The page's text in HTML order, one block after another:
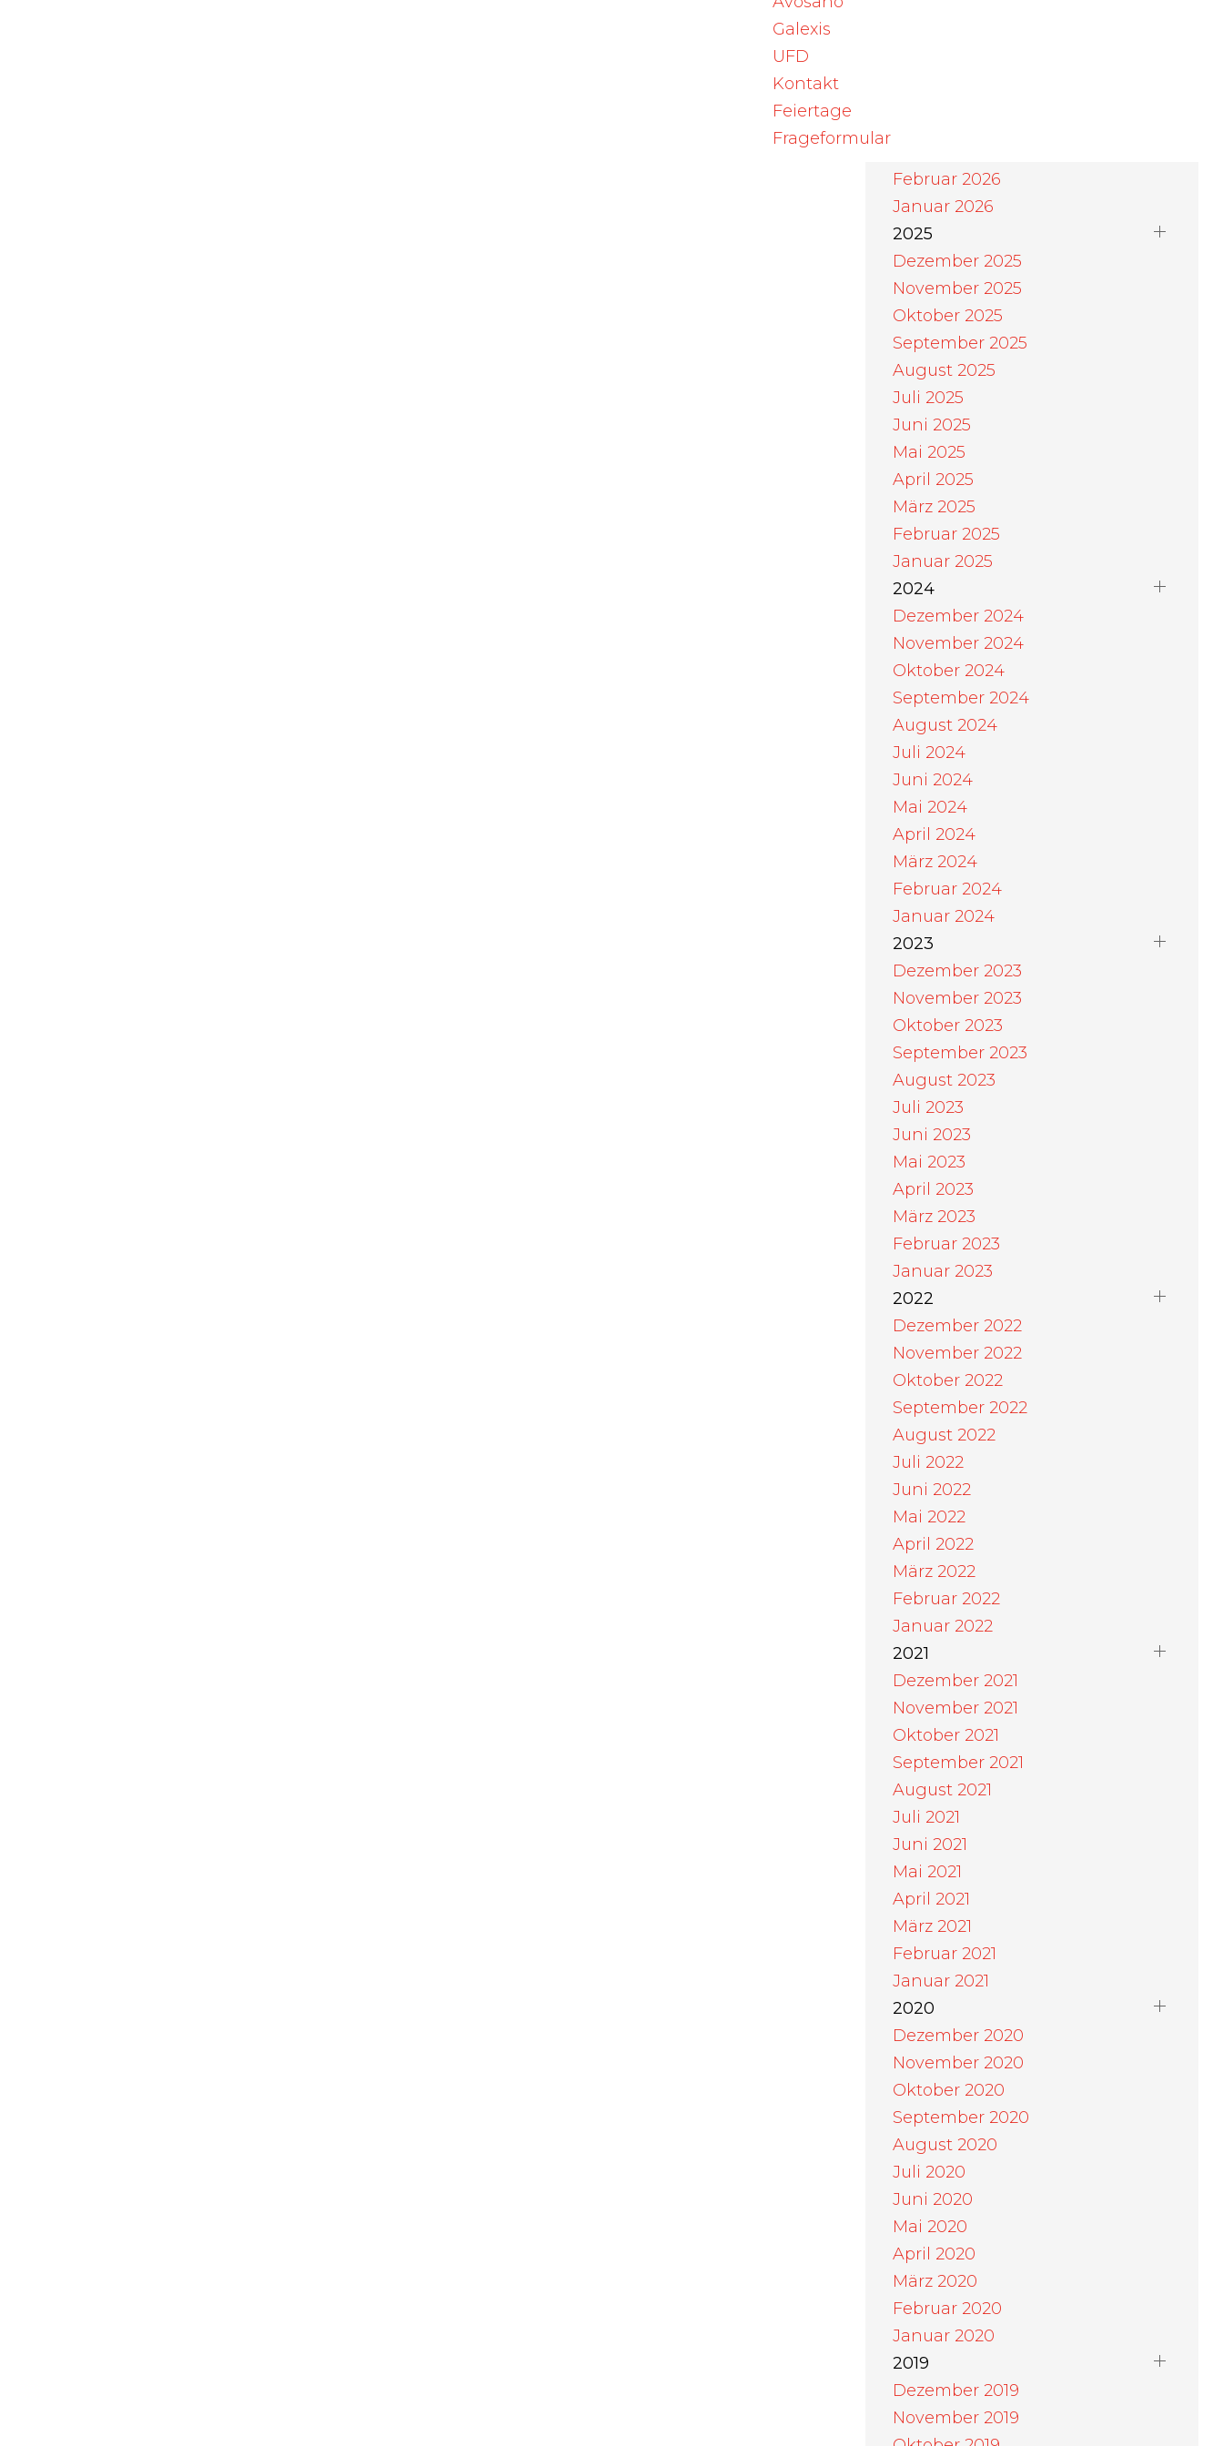
Galexis
UFD
Kontakt
Feiertage
Frageformular
Februar 2026
Januar 2026
2025
Dezember 2025
November 2025
Oktober 2025
September 2025
August 2025
Juli 2025
Juni 2025
Mai 2025
April 2025
März 2025
Februar 2025
Januar 2025
2024
Dezember 2024
November 2024
Oktober 2024
September 2024
August 2024
Juli 2024
Juni 2024
Mai 2024
April 2024
März 2024
Februar 2024
Januar 2024
2023
Dezember 2023
November 2023
Oktober 2023
September 2023
August 2023
Juli 2023
Juni 2023
Mai 2023
April 2023
März 2023
Februar 2023
Januar 2023
2022
Dezember 2022
November 2022
Oktober 2022
September 2022
August 2022
Juli 2022
Juni 2022
Mai 2022
April 2022
März 2022
Februar 2022
Januar 2022
2021
Dezember 2021
November 2021
Oktober 2021
September 2021
August 2021
Juli 2021
Juni 2021
Mai 2021
April 2021
März 2021
Februar 2021
Januar 2021
2020
Dezember 2020
November 2020
Oktober 2020
September 2020
August 2020
Juli 2020
Juni 2020
Mai 2020
April 2020
März 2020
Februar 2020
Januar 2020
2019
Dezember 2019
November 2019